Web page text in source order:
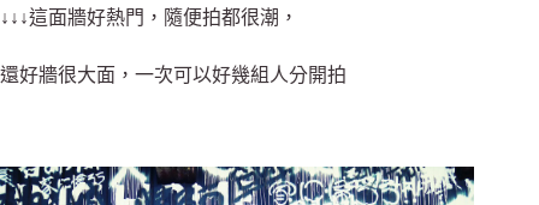
↓↓↓這面牆好熱門，隨便拍都很潮，
還好牆很大面，一次可以好幾組人分開拍